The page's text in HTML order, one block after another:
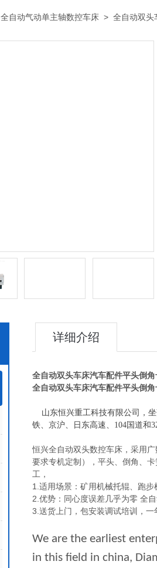
全自动气动单主轴数控车床 > 全自动双头
详细介绍
全自动双头车床汽车配件平头倒
全自动双头车床汽车配件平头倒
山东恒兴重工科技有限公司，坐
铁、京沪、日东高速、104国道和
恒兴全自动双头数控车床，采用
要求专机定制），平头、倒角、
工，
1.适用场景：矿用机械托辊、跑
2.优势：同心度误差几乎为零 全
3.送货上门，包安装调试培训，一
We are the earliest
in this field in china,